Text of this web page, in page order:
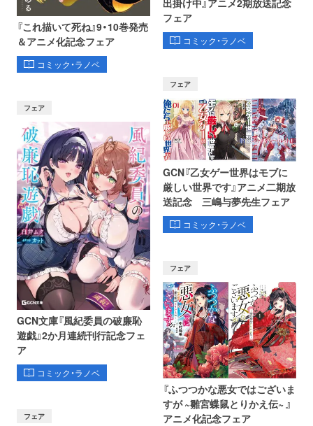
『これ描いて死ね』9・10巻発売
＆アニメ化記念フェア
コミック・ラノベ
出掛け中』アニメ2期放送記念
フェア
コミック・ラノベ
フェア
GCN文庫『風紀委員の破廉恥
遊戯』2か月連続刊行記念フェ
ア
コミック・ラノベ
フェア
GCN『乙女ゲー世界はモブに
厳しい世界です』アニメ二期放
送記念 三嶋与夢先生フェア
コミック・ラノベ
フェア
フェア
『ふつつかな悪女ではございま
すが ~雛宮蝶鼠とりかえ伝~ 』
アニメ化記念フェア